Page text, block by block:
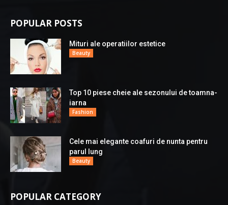
POPULAR POSTS
Mituri ale operatiilor estetice
Beauty
Top 10 piese cheie ale sezonului de toamna-
iarna
Fashion
Cele mai elegante coafuri de nunta pentru
parul lung
Beauty
POPULAR CATEGORY